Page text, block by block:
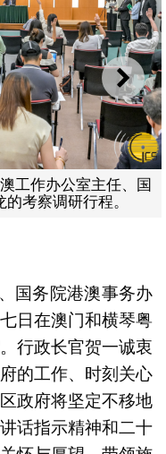
下一
工作办公室主任、国
考察调研行程。
国务院港澳事务办
日在澳门和横琴粤
行政长官贺一诚衷
的工作、时刻关心
政府将坚定不移地
话指示精神和二十